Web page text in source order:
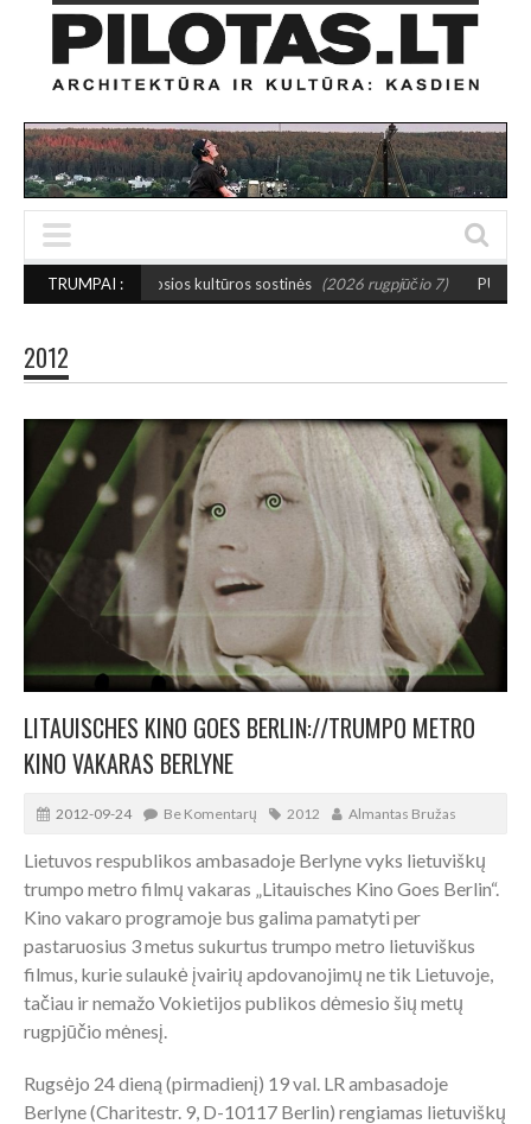
TRUMPAI :
kultūros sostinės (2026 rugpjūčio 7) PUSIAUSVYROS AKTAS
2012
LITAUISCHES KINO GOES BERLIN://TRUMPO METRO
KINO VAKARAS BERLYNE
2012-09-24 Be Komentarų 2012 Almantas Bružas
Lietuvos respublikos ambasadoje Berlyne vyks lietuviškų
trumpo metro filmų vakaras „Litauisches Kino Goes Berlin“.
Kino vakaro programoje bus galima pamatyti per
pastaruosius 3 metus sukurtus trumpo metro lietuviškus
filmus, kurie sulaukė įvairių apdovanojimų ne tik Lietuvoje,
tačiau ir nemažo Vokietijos publikos dėmesio šių metų
rugpjūčio mėnesį.
Rugsėjo 24 dieną (pirmadienį) 19 val. LR ambasadoje
Berlyne (Charitestr. 9, D-10117 Berlin) rengiamas lietuviškų